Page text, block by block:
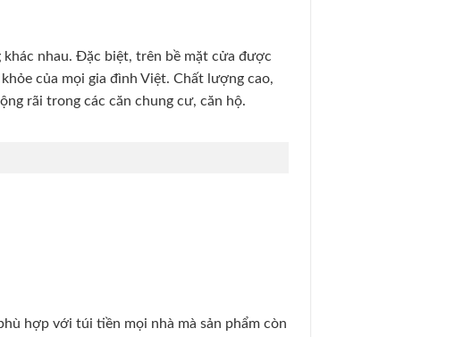
nhau. Đặc biệt, trên bề mặt cửa được
của mọi gia đình Việt. Chất lượng cao,
rãi trong các căn chung cư, căn hộ.
hợp với túi tiền mọi nhà mà sản phẩm còn